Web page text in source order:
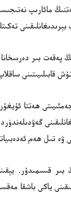
مائارىپ
پەقەت بىر
قابىلىيىتىنى
ھەتتا
ۋە تىل ھەم
بىر قىسمىدۇر.
ياكى باشقا